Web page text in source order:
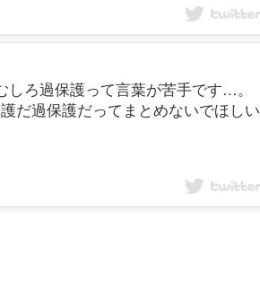
しろ過保護って言葉が苦手です…。
だ過保護だってまとめないでほしい